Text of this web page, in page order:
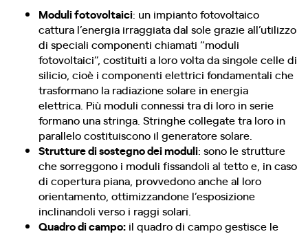
Moduli fotovoltaici: un impianto fotovoltaico
cattura l’energia irraggiata dal sole grazie all’utilizzo
di speciali componenti chiamati “moduli
fotovoltaici”, costituiti a loro volta da singole celle di
silicio, cioè i componenti elettrici fondamentali che
trasformano la radiazione solare in energia
elettrica. Più moduli connessi tra di loro in serie
formano una stringa. Stringhe collegate tra loro in
parallelo costituiscono il generatore solare.
Strutture di sostegno dei moduli: sono le strutture
che sorreggono i moduli fissandoli al tetto e, in caso
di copertura piana, provvedono anche al loro
orientamento, ottimizzandone l’esposizione
inclinandoli verso i raggi solari.
Quadro di campo: il quadro di campo gestisce le